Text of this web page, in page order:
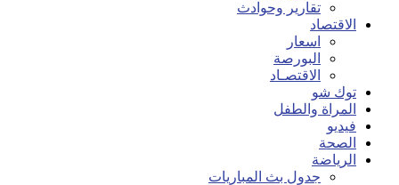
تقارير وحوادث
الاقتصاد
اسعار
البورصة
الاقتصـاد
توك شو
المراة والطفل
فيديو
الصحة
الرياضة
جدول بث المباريات